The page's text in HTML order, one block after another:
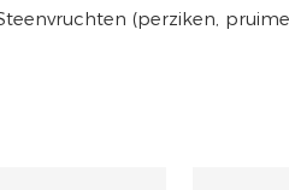
(perziken,